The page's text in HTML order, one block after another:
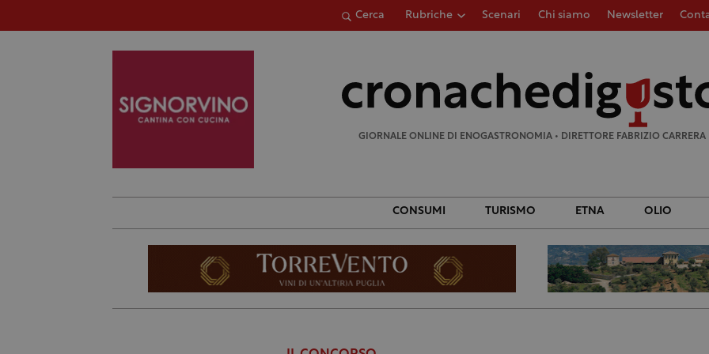
Cerca Rubriche Scenari Chi siamo Newsletter
GIORNALE ONLINE DI ENOGASTRONOMIA • DIRETTORE FABRIZIO CARRERA
CONSUMI TURISMO ETNA OLIO